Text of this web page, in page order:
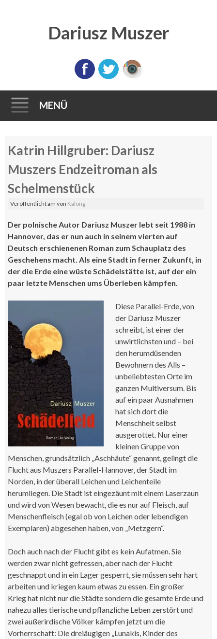
Dariusz Muszer
MENÜ
zum
Katrin Hillgruber: Dariusz
Muszers Endzeitroman als
Schelmenstück
Veröffentlicht amvon Kalong
Der polnische Autor Dariusz Muszer lebt seit 1988 in
Hannover, das er nun auch in seinem vierten auf
Deutsch erschienenen Roman zum Schauplatz des
Geschehens macht. Als eine Stadt in ferner Zukunft, in
der die Erde eine wüste Schädelstätte ist, auf der ein
paar letzte Menschen ums Überleben kämpfen.
Diese Parallel-Erde, von
der Dariusz Muszer
schreibt, ist einer der
unwirtlichsten und – bei
den herumdüsenden
Bewohnern des Alls –
unbeliebtesten Orte im
ganzen Multiversum. Bis
auf ein paar Ausnahmen
hat sich dort die
Menschheit selbst
ausgerottet. Nur einer
kleinen Gruppe von
Menschen, grundsätzlich „Aschhäute“ genannt, gelingt die
Flucht aus Muszers Parallel-Hannover, der Stadt im
Norden, in der überall Leichen und Leichenteile
herumliegen. Die Stadt ist eingezäunt mit einem Laserzaun
und wird von Wesen bewacht, die es nur auf Fleisch, auf
Menschenfleisch (egal ob von Leichen oder lebendigen
Exemplaren) abgesehen haben, von „Metzgern“.
Doch auch nach der Flucht gibt es kein Aufatmen. Sie
werden zwar nicht gefressen, aber nach der Flucht
geschnappt und in ein Lager gesperrt, sie müssen sehr hart
arbeiten und kriegen kaum etwas zu essen. Ein großer
Krieg hat nicht nur die Städte sondern die gesamte Erde und
nahezu alles tierische und pflanzliche Leben zerstört und
zwei außerirdische Völker kämpfen jetzt um die
Vorherrschaft: Die dreiäugigen „Lunakis, Kinder des